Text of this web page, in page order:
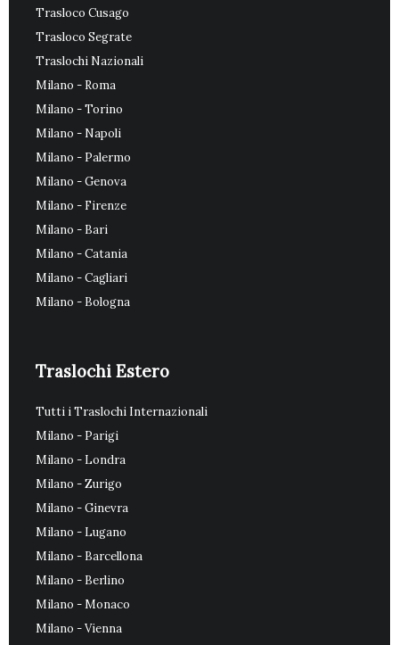
Trasloco Cusago
Trasloco Segrate
Traslochi Nazionali
Milano - Roma
Milano - Torino
Milano - Napoli
Milano - Palermo
Milano - Genova
Milano - Firenze
Milano - Bari
Milano - Catania
Milano - Cagliari
Milano - Bologna
Traslochi Estero
Tutti i Traslochi Internazionali
Milano - Parigi
Milano - Londra
Milano - Zurigo
Milano - Ginevra
Milano - Lugano
Milano - Barcellona
Milano - Berlino
Milano - Monaco
Milano - Vienna